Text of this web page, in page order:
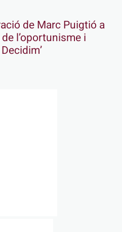
de Marc Puigtió a
l’oportunisme i